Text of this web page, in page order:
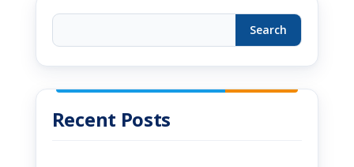
Search
Recent Posts